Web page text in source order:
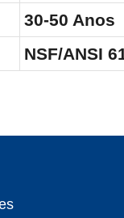
30-50 Anos
NSF/ANSI